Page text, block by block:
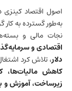
اصول اقتصاد
به‌طور گسترده به
نجات مالی و
اقتصادی و
دلار، تلاش کرد
کاهش مالیات‌ها،
زیرساخت، آموزش